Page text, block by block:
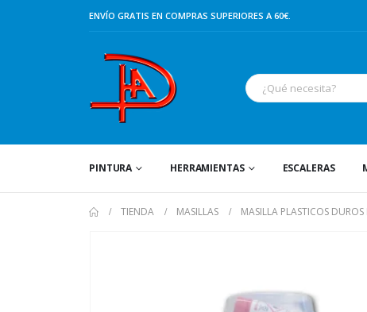
ENVÍO GRATIS EN COMPRAS SUPERIORES A 60€.
PINTURA HERRAMIENTAS ESCALERAS
TIENDA MASILLAS MASILLA PLASTICOS